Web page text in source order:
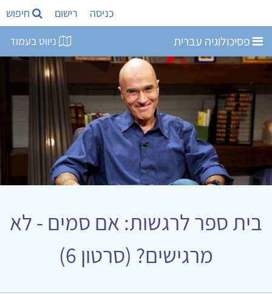
כניסה רישום חיפוש
פסיכולוגיה עברית ניווט בעמוד
בית ספר לרגשות: אם סמים - לא
מרגישים? (סרטון 6)